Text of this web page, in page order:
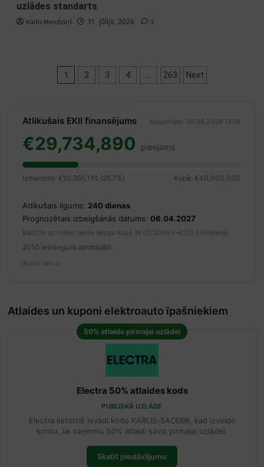
uzlādes standarts
Kārlis Mendziņš 31. jūlijs, 2026. 3
Ziņu
pēc
lappusēm
1 2 3 4 … 263 Next
Atlikušais EKII finansējums Atjaunināts: 09.08.2026 13:19
€29,734,890 pieejams
Izmantots: €10,265,110 (25.7%) Kopā: €40,000,000
Atlikušais ilgums: 240 dienas
Prognozētais izbeigšanās datums: 06.04.2027
Balstīts uz vidējo tēriņa tempu kopš 18.05.2026 (~€123,676/dienā)
2010 iesniegumi apstrādāti
Avots: ekii.lv
Atlaides un kuponi elektroauto īpašniekiem
50% atlaide pirmajai uzlādei
Electra 50% atlaides kods
PUBLISKĀ UZLĀDE
Electra lietotnē ievadi kodu KARLIS-5AC0B6, kad izveido
kontu, lai saņemtu 50% atlaidi savai pirmajai uzlādei.
Skatīt piedāvājumu